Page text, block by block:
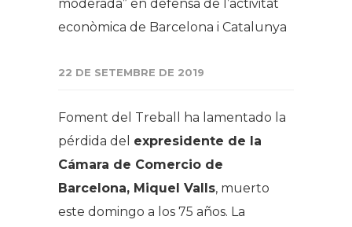
moderada” en defensa de l’activitat
econòmica de Barcelona i Catalunya
22 DE SETEMBRE DE 2019
Foment del Treball ha lamentado la
pérdida del expresidente de la
Cámara de Comercio de
Barcelona, Miquel Valls, muerto
este domingo a los 75 años. La